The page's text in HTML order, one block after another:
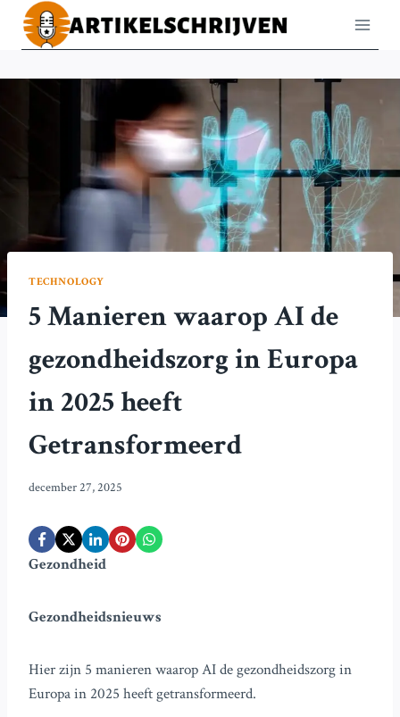
Doorgaan
naar
TECHNOLOGY
5 Manieren waarop AI de
gezondheidszorg in Europa
in 2025 heeft
Getransformeerd
december 27, 2025
Gezondheid
Gezondheidsnieuws
Hier zijn 5 manieren waarop AI de gezondheidszorg in
Europa in 2025 heeft getransformeerd.